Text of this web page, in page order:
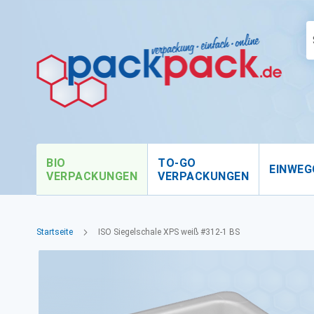
BIO
VERPACKUNGEN
TO-GO
VERPACKUNGEN
Startseite ISO Siegelschale XPS weiß #312-1 BS